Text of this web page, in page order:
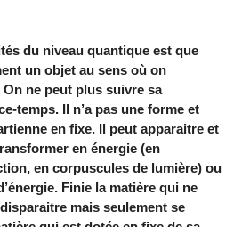
du niveau quantique est que
un objet au sens où on
ne peut plus suivre sa
temps. Il n’a pas une forme et
en fixe. Il peut apparaitre et
en énergie (en
en corpuscules de lumière) ou
Finie la matière qui ne
mais seulement se